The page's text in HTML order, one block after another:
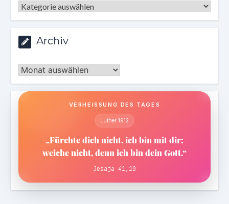
Kategorien
Archiv
Archiv
VERHEISSUNG DES TAGES
Luther 1912
„Fürchte dich nicht, ich bin mit dir;
weiche nicht, denn ich bin dein Gott.“
Jesaja 41,10